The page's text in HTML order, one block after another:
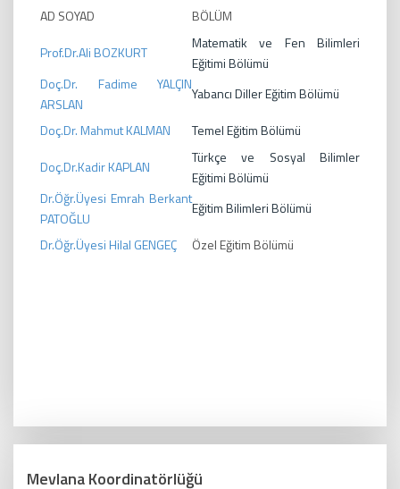
AD SOYAD
BÖLÜM
Prof.Dr.Ali BOZKURT
Matematik ve Fen Bilimleri
Eğitimi Bölümü
Doç.Dr. Fadime YALÇIN
ARSLAN
Yabancı Diller Eğitim Bölümü
Doç.Dr. Mahmut KALMAN
Temel Eğitim Bölümü
Doç.Dr.Kadir KAPLAN
Türkçe ve Sosyal Bilimler
Eğitimi Bölümü
Dr.Öğr.Üyesi Emrah Berkant
PATOĞLU
Eğitim Bilimleri Bölümü
Dr.Öğr.Üyesi Hilal GENGEÇ Özel Eğitim Bölümü
Mevlana Koordinatörlüğü